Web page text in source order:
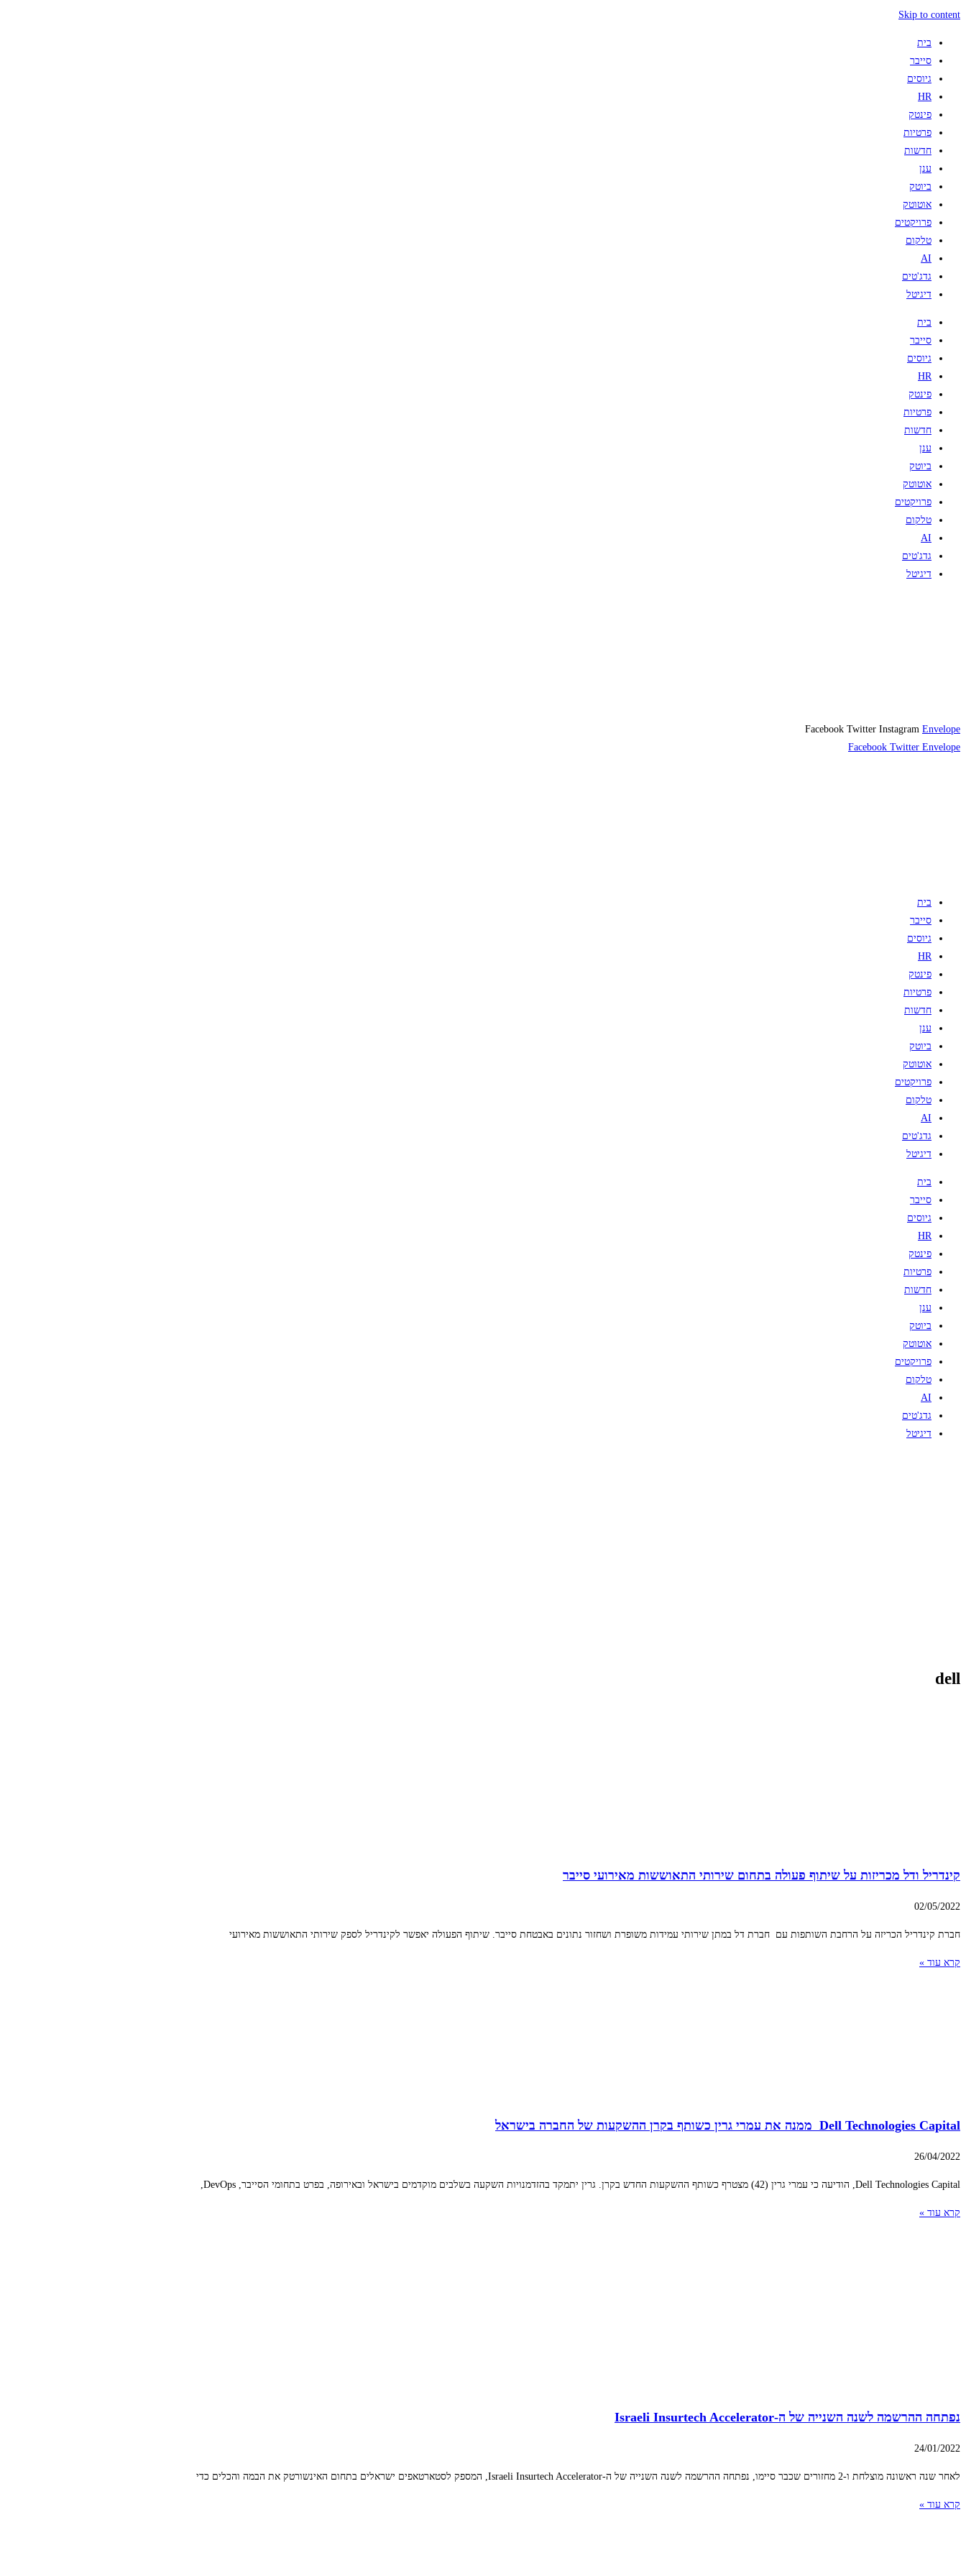
Skip to content
בית
סייבר
גיוסים
HR
פינטק
פרטיות
חדשות
ענן
ביוטק
אוטוטק
פרויקטים
טלקום
AI
גדג'טים
דיגיטל
בית
סייבר
גיוסים
HR
פינטק
פרטיות
חדשות
ענן
ביוטק
אוטוטק
פרויקטים
טלקום
AI
גדג'טים
דיגיטל
Facebook Twitter Instagram Envelope
Facebook Twitter Envelope
בית
סייבר
גיוסים
HR
פינטק
פרטיות
חדשות
ענן
ביוטק
אוטוטק
פרויקטים
טלקום
AI
גדג'טים
דיגיטל
בית
סייבר
גיוסים
HR
פינטק
פרטיות
חדשות
ענן
ביוטק
אוטוטק
פרויקטים
טלקום
AI
גדג'טים
דיגיטל
dell
קינדריל ודל מכריזות על שיתוף פעולה בתחום שירותי התאוששות מאירועי סייבר
02/05/2022
חברת קינדריל הכריזה על הרחבת השותפות עם חברת דל במתן שירותי עמידות משופרת ושחזור נתונים באבטחת סייבר. שיתוף הפעולה יאפשר לקינדריל לספק שירותי התאוששות מאירועי
קרא עוד »
Dell Technologies Capital ממנה את עמרי גרין כשותף בקרן ההשקעות של החברה בישראל
26/04/2022
Dell Technologies Capital, הודיעה ​​כי עמרי גרין (42) מצטרף כשותף ההשקעות החדש בקרן. גרין יתמקד בהזדמנויות השקעה בשלבים מוקדמים בישראל ובאירופה, בפרט בתחומי הסייבר, DevOps,
קרא עוד »
נפתחה ההרשמה לשנה השנייה של ה-Israeli Insurtech Accelerator
24/01/2022
לאחר שנה ראשונה מוצלחת ו-2 מחזורים שכבר סיימו, נפתחה ההרשמה לשנה השנייה של ה-Israeli Insurtech Accelerator, המספק לסטארטאפים ישראלים בתחום האינשורטק את הבמה והכלים כדי
קרא עוד »